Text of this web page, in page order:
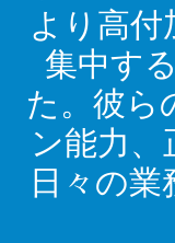
より高付
集中す
た。彼ら
ン能力、
日々の業